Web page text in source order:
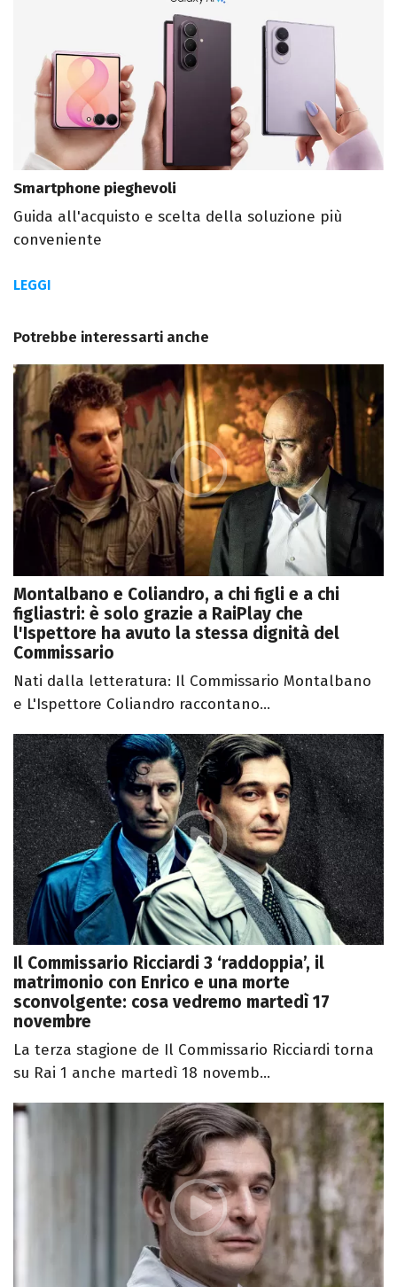
Smartphone pieghevoli
Guida all'acquisto e scelta della soluzione più
conveniente
LEGGI
Potrebbe interessarti anche
Montalbano e Coliandro, a chi figli e a chi
figliastri: è solo grazie a RaiPlay che
l'Ispettore ha avuto la stessa dignità del
Commissario
Nati dalla letteratura: Il Commissario Montalbano
e L'Ispettore Coliandro raccontano...
Il Commissario Ricciardi 3 ‘raddoppia’, il
matrimonio con Enrico e una morte
sconvolgente: cosa vedremo martedì 17
novembre
La terza stagione de Il Commissario Ricciardi torna
su Rai 1 anche martedì 18 novemb...